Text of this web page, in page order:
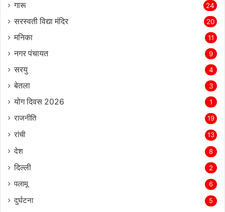
गारू 24
सरस्‍वती विद्या मंदिर 20
मनिका 11
नगर पंचायत 9
सरयु 4
बेतला 3
योग दिवस 2026 1
राजनीति 19
रांची 13
देश 8
दिल्‍ली 2
पलामू 6
दुर्घटना 5